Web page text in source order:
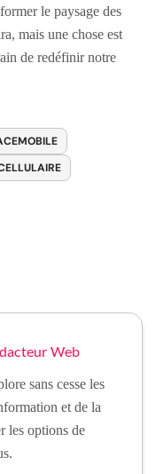
le paysage des
mais une chose est
de redéfinir notre
Web
sans cesse les
et de la
les options de